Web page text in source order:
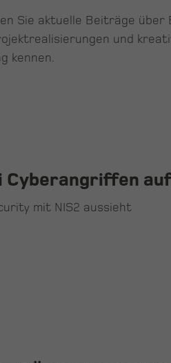
Sie aktuelle Beiträge über
und
kennen.
Cyberangriffen
mit NIS2 aussieht